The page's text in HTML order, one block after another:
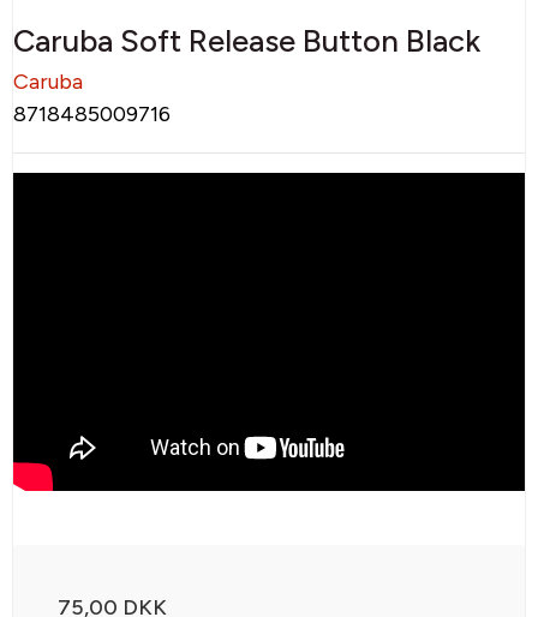
Caruba Soft Release Button Black
Caruba
8718485009716
75,00 DKK